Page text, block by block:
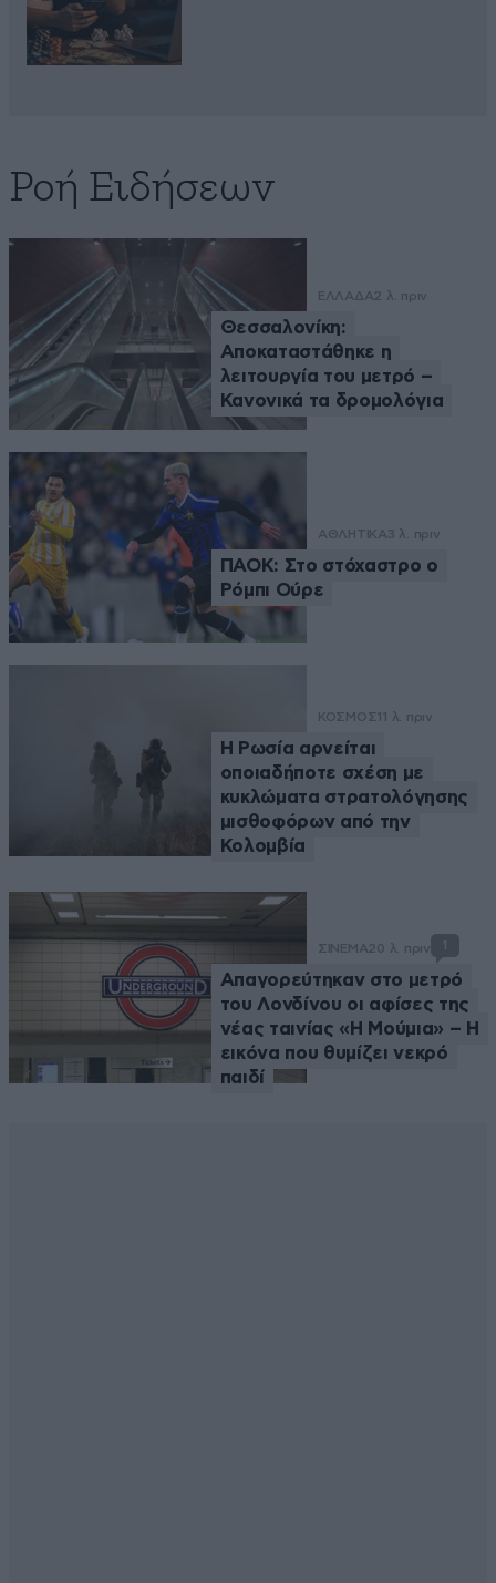
Ροή Ειδήσεων
ΕΛΛΑΔΑ2 λ. πριν
Θεσσαλονίκη:
Αποκαταστάθηκε η
λειτουργία του μετρό –
Κανονικά τα δρομολόγια
ΑΘΛΗΤΙΚΑ3 λ. πριν
ΠΑΟΚ: Στο στόχαστρο ο
Ρόμπι Ούρε
ΚΟΣΜΟΣ 11 λ. πριν
Η Ρωσία αρνείται
οποιαδήποτε σχέση με
κυκλώματα στρατολόγησης
μισθοφόρων από την
Κολομβία
ΣΙΝΕΜΑ20 λ. πριν
Απαγορεύτηκαν στο μετρό
του Λονδίνου οι αφίσες της
νέας ταινίας «Η Μούμια» – Η
εικόνα που θυμίζει νεκρό
παιδί